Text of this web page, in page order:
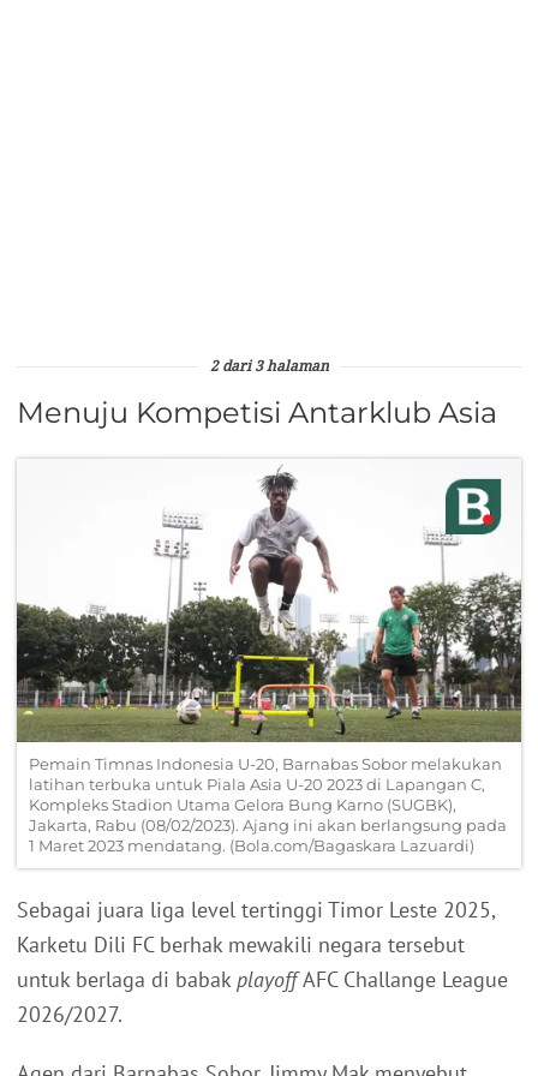
2 dari 3 halaman
Menuju Kompetisi Antarklub Asia
Pemain Timnas Indonesia U-20, Barnabas Sobor melakukan
latihan terbuka untuk Piala Asia U-20 2023 di Lapangan C,
Kompleks Stadion Utama Gelora Bung Karno (SUGBK),
Jakarta, Rabu (08/02/2023). Ajang ini akan berlangsung pada
1 Maret 2023 mendatang. (Bola.com/Bagaskara Lazuardi)
Sebagai juara liga level tertinggi Timor Leste 2025,
Karketu Dili FC berhak mewakili negara tersebut
untuk berlaga di babak playoffAFC Challange League
2026/2027.